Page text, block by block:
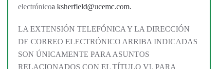
electrónicoa ksherfield@ucemc.com.
LA EXTENSIÓN TELEFÓNICA Y LA DIRECCIÓN
DE CORREO ELECTRÓNICO ARRIBA INDICADAS
SON ÚNICAMENTE PARA ASUNTOS
RELACIONADOS CON EL TÍTULO VI. PARA